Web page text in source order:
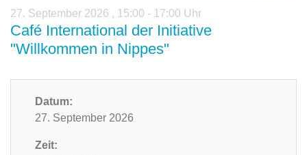
27. September 2026 , 15:00 - 17:00 Uhr
Café International der Initiative
"Willkommen in Nippes"
Datum:
27. September 2026
Zeit: